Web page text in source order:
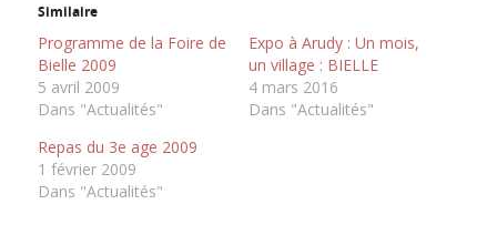
Similaire
Programme de la Foire de
Bielle 2009
5 avril 2009
Dans "Actualités"
Expo à Arudy : Un mois,
un village : BIELLE
4 mars 2016
Dans "Actualités"
Repas du 3e age 2009
1 février 2009
Dans "Actualités"